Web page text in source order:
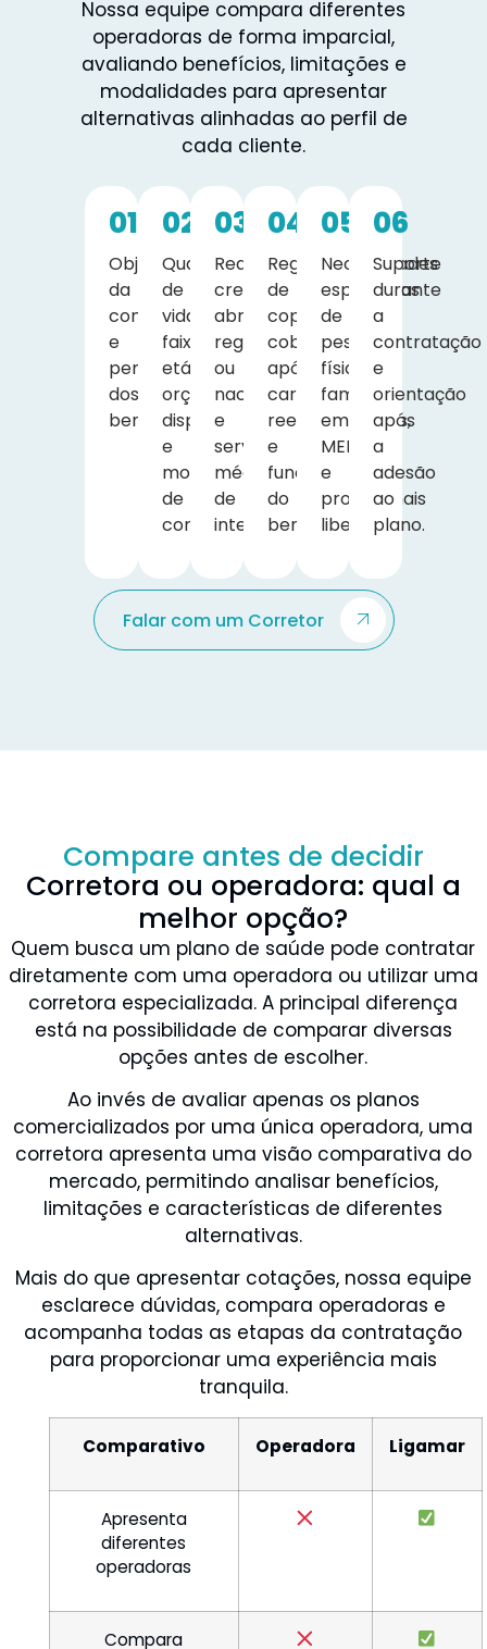
Nossa equipe compara diferentes
operadoras de forma imparcial,
avaliando benefícios, limitações e
modalidades para apresentar
alternativas alinhadas ao perfil de
cada cliente.
01
Objetivo
da
contratação
e
perfil
dos
beneficiários.
02
Quantidade
de
vidas,
faixa
etária,
orçamento
disponível
e
modalidade
de
contratação.
03
Rede
credenciada,
abrangência
regional
ou
nacional
e
serviços
médicos
de
interesse.
04
Regras
de
coparticipação,
cobertura
após
carência,
reembolso
e
funcionamento
do
benefício.
05
Necessidades
específicas
de
pessoas
físicas,
famílias,
empresas,
MEIs
e
profissionais
liberais.
06
Suporte
durante
a
contratação
e
orientação
após
a
adesão
ao
plano.
Falar com um Corretor
Compare antes de decidir
Corretora ou operadora: qual a
melhor opção?
Quem busca um plano de saúde pode contratar
diretamente com uma operadora ou utilizar uma
corretora especializada. A principal diferença
está na possibilidade de comparar diversas
opções antes de escolher.
Ao invés de avaliar apenas os planos
comercializados por uma única operadora, uma
corretora apresenta uma visão comparativa do
mercado, permitindo analisar benefícios,
limitações e características de diferentes
alternativas.
Mais do que apresentar cotações, nossa equipe
esclarece dúvidas, compara operadoras e
acompanha todas as etapas da contratação
para proporcionar uma experiência mais
tranquila.
Comparativo Operadora Ligamar
Apresenta
diferentes
operadoras
Compara